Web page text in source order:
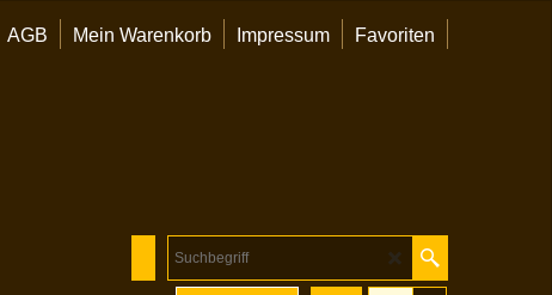
AGB Mein Warenkorb Impressum Favoriten